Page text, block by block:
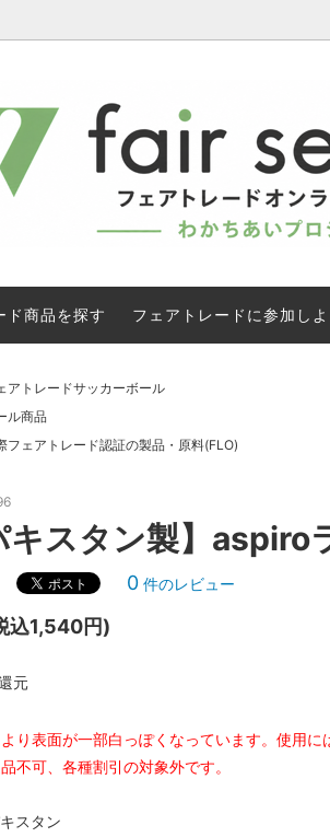
トレード有機 焙煎コーヒー 《直
フェ
《直
プバッグコーヒー ・焙煎コーヒー ジャ
| 石けん コッ
商品 子供
トレードブランドから探す オー
ド商品を探す フェアトレードに参加しよ
アトレードサッカーボール
ル商品
フェアトレード認証の製品・原料(FLO)
キスタン製】aspiro
0 件のレビュー
込1,540円)
元
り表面が一部白っぽくなっています。使用に
不可、各種割引の対象外です。
スタン